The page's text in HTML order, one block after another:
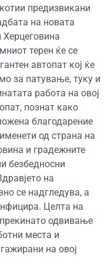
предизвикани
на новата
Херцеговина
терен ќе се
автопат кој ќе
за патување, туку и
работа на овој
познат како
благодарение
од страна на
и градежните
безбедносни
на
се надгледува, а
Целта на
одвивање
места и
на овој